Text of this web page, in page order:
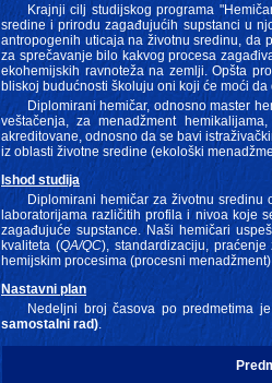
Krajnji cilj studijskog programa
sredine i prirodu zagađujućih supstanci u
antropogenih uticaja na životnu sredinu, da
za sprečavanje bilo kakvog procesa
ekohemijskih ravnoteža na zemlji. Opšta
bliskoj budućnosti školuju oni koji će moći
Diplomirani hemičar, odnosno master
veštačenja, za menadžment
akreditovane, odnosno da se bavi
iz oblasti životne sredine (ekološki
Ishod studija
Diplomirani hemičar za životnu
laboratorijama različitih profila i nivoa koje
zagađujuće supstance. Naši hemičari
kvaliteta (QA/QC), standardizaciju,
hemijskim procesima (procesni
Nastavni plan
Nedeljni broj časova po predmetima
samostalni rad).